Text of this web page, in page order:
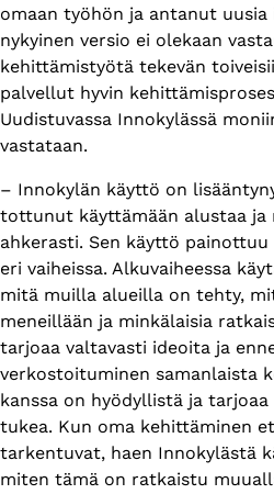
omaan työhön ja antanut uusia
nykyinen versio ei olekaan
kehittämistyötä tekevän
palvellut hyvin
Uudistuvassa Innokylässä
vastataan.
– Innokylän käyttö on
tottunut käyttämään alustaa ja
ahkerasti. Sen käyttö
eri vaiheissa. Alkuvaiheessa
mitä muilla alueilla on tehty,
meneillään ja minkälaisia
tarjoaa valtavasti ideoita ja
verkostoituminen samanlaista
kanssa on hyödyllistä ja
tukea. Kun oma kehittäminen
tarkentuvat, haen Innokylästä
miten tämä on ratkaistu